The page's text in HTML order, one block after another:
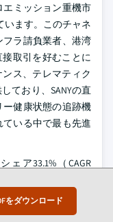
をダウンロード
エミッション重機市
います。このチャネ
ラ請負業者、港湾
接取引を好むことに
ス、テレマティク
ており、SANYの直
健康状態の追跡機
いる中で最も先進
ア33.1%（CAGR
リアの中堅建設・農
います。これらの
トフォームに対す